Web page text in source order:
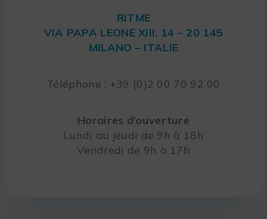
RITME
VIA PAPA LEONE XIII, 14 – 20 145
MILANO – ITALIE
Téléphone : +39 (0)2 00 70 92 00
Horaires d’ouverture
Lundi au jeudi de 9h à 18h
Vendredi de 9h à 17h